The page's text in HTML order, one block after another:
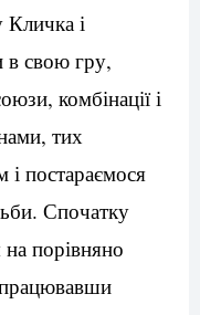
Кличка і
в свою гру,
комбінації і
тих
постараємося
Спочатку
порівняно